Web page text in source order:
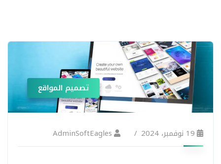
تصميم المواقع
19 نوفمبر، 2024 AdminSoftEagles